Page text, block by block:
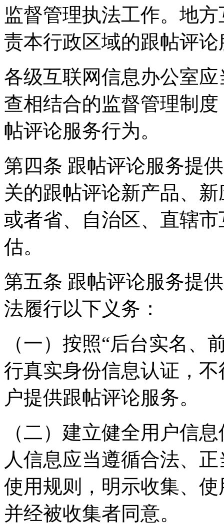
监督管理执法工作。地
责本行政区域的跟帖评
各级互联网信息办公室
查相结合的监督管理制
帖评论服务行为。
第四条 跟帖评论服务提
关的跟帖评论新产品、
或者省、自治区、直辖
估。
第五条 跟帖评论服务提
法履行以下义务：
（一）按照“后台实名、
行真实身份信息认证，
户提供跟帖评论服务。
（二）建立健全用户信
人信息应当遵循合法、
使用规则，明示收集、
并经被收集者同意。